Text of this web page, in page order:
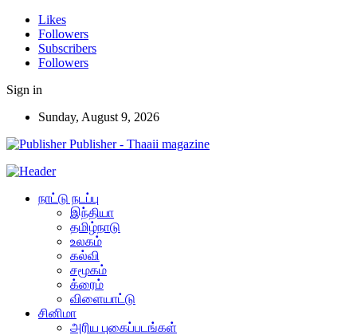
Likes
Followers
Subscribers
Followers
Sign in
Sunday, August 9, 2026
Publisher - Thaaii magazine
நாட்டு நடப்பு
இந்தியா
தமிழ்நாடு
உலகம்
கல்வி
சமூகம்
க்ரைம்
விளையாட்டு
சினிமா
அரிய புகைப்படங்கள்